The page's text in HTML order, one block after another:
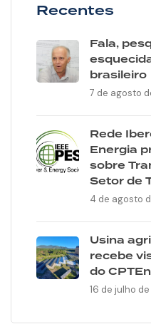
Recentes
Fala,
brasileiro
7 de agosto
Rede
Energia
sobre
Setor de
4 de agosto
Usina
recebe
do CPTEn
16 de julho